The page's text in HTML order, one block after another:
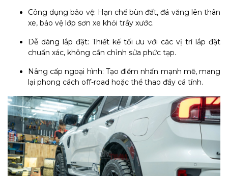
Công dụng bảo vệ: Hạn chế bùn đất, đá văng lên thân
xe, bảo vệ lớp sơn xe khỏi trầy xước.
Dễ dàng lắp đặt: Thiết kế tối ưu với các vị trí lắp đặt
chuẩn xác, không cần chỉnh sửa phức tạp.
Nâng cấp ngoại hình: Tạo điểm nhấn mạnh mẽ, mang
lại phong cách off-road hoặc thể thao đầy cá tính.